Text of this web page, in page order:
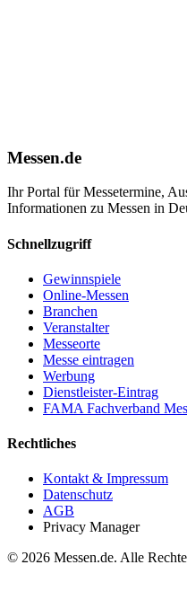
Messen.de
Ihr Portal für Messetermine,
Informationen zu Messen in
Schnellzugriff
Gewinnspiele
Online-Messen
Branchen
Veranstalter
Messeorte
Messe eintragen
Werbung
Dienstleister-Eintrag
FAMA Fachverband
Rechtliches
Kontakt & Impressum
Datenschutz
AGB
Privacy Manager
© 2026 Messen.de. Alle